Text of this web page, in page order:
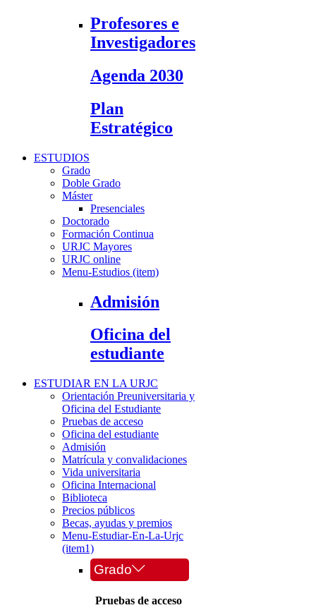
Profesores e
Investigadores
Agenda 2030
Plan
Estratégico
ESTUDIOS
Grado
Doble Grado
Máster
Presenciales
Doctorado
Formación Continua
URJC Mayores
URJC online
Menu-Estudios (item)
Admisión
Oficina del
estudiante
ESTUDIAR EN LA URJC
Orientación Preuniversitaria y
Oficina del Estudiante
Pruebas de acceso
Oficina del estudiante
Admisión
Matrícula y convalidaciones
Vida universitaria
Oficina Internacional
Biblioteca
Precios públicos
Becas, ayudas y premios
Menu-Estudiar-En-La-Urjc
(item1)
Grado
Pruebas de acceso